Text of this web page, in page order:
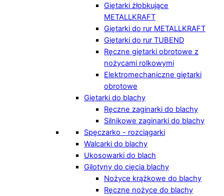
Giętarki żłobkujące
METALLKRAFT
Giętarki do rur METALLKRAFT
Giętarki do rur TUBEND
Ręczne giętarki obrotowe z
nożycami rolkowymi
Elektromechaniczne giętarki
obrotowe
Giętarki do blachy
Ręczne zaginarki do blachy
Silnikowe zaginarki do blachy
Spęczarko - rozciągarki
Walcarki do blachy
Ukosowarki do blach
Gilotyny do cięcia blachy
Nożyce krążkowe do blachy
Ręczne nożyce do blachy